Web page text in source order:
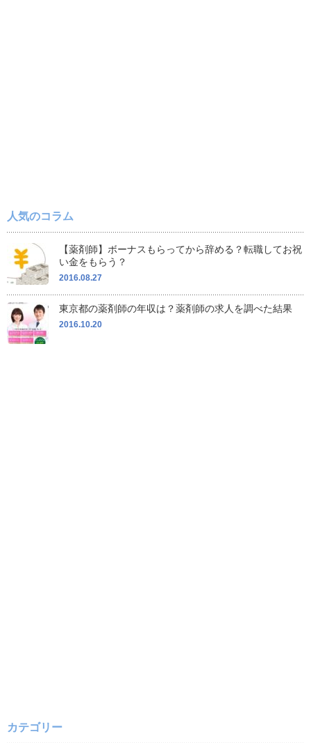
人気のコラム
【薬剤師】ボーナスもらってから辞める？転職してお祝
い金をもらう？
2016.08.27
東京都の薬剤師の年収は？薬剤師の求人を調べた結果
2016.10.20
カテゴリー